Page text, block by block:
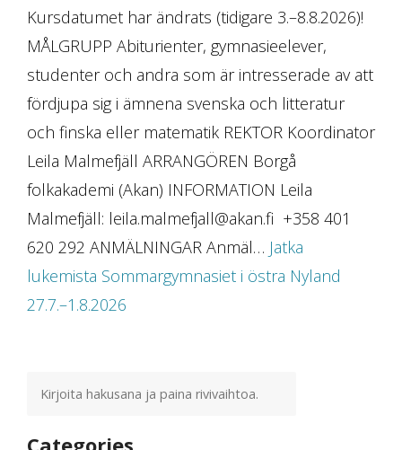
Kursdatumet har ändrats (tidigare 3.–8.8.2026)!
MÅLGRUPP Abiturienter, gymnasieelever,
studenter och andra som är intresserade av att
fördjupa sig i ämnena svenska och litteratur
och finska eller matematik REKTOR Koordinator
Leila Malmefjäll ARRANGÖREN Borgå
folkakademi (Akan) INFORMATION Leila
Malmefjäll: leila.malmefjall@akan.fi +358 401
620 292 ANMÄLNINGAR Anmäl… Jatka
lukemista Sommargymnasiet i östra Nyland
27.7.–1.8.2026
Categories